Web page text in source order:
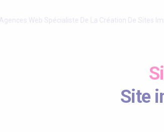
Agences Web Spécialiste De La Création De Sites
Site